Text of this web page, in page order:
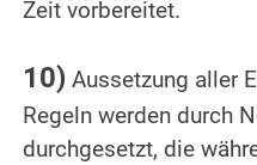
Zeit vorbereitet.
10) Aussetzung aller
Regeln werden durch
durchgesetzt, die